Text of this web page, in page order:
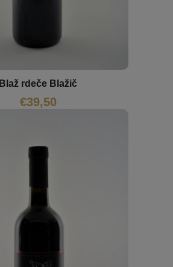
Blaž rdeče Blažič
€39,50